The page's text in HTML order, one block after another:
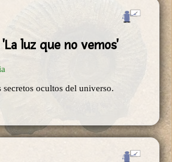
luz que no vemos'
secretos ocultos del universo.